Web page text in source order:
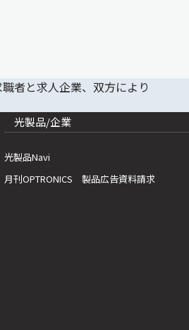
光製品/企業
光製品Navi
月刊OPTRONICS 製品広告資料請求